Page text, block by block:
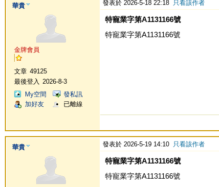
華貴
金牌會員
文章 49125
最後登入
2026-8-3
My空間
發私訊
加好友
已離線
發表於 2026-5-18 22:18 只看該作者
特寵業字第A1131166號
特寵業字第A1131166號
華貴 發表於 2026-5-19 14:10 只看該作者
特寵業字第A1131166號
特寵業字第A1131166號